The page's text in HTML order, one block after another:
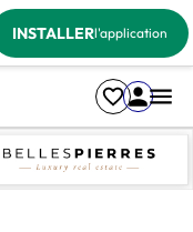
INSTALLERl'application